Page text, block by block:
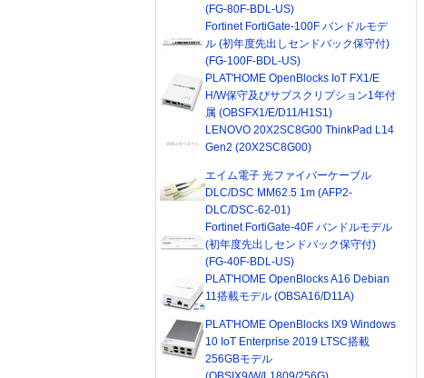
(FG-80F-BDL-US)
Fortinet FortiGate-100F バンドルモデ
ル (初年度先出しセンドバック保守付)
(FG-100F-BDL-US)
PLAT'HOME OpenBlocks IoT FX1/E
H/W保守及びサブスクリプション1年付
属 (OBSFX1/E/D11/H1S1)
LENOVO 20X2SC8G00 ThinkPad L14
Gen2 (20X2SC8G00)
エイム電子 光ファイバーケーブル
DLC/DSC MM62.5 1m (AFP2-
DLC/DSC-62-01)
Fortinet FortiGate-40F バンドルモデル
(初年度先出しセンドバック保守付)
(FG-40F-BDL-US)
PLAT'HOME OpenBlocks A16 Debian
11搭載モデル (OBSA16/D11A)
PLAT'HOME OpenBlocks IX9 Windows
10 IoT Enterprise 2019 LTSC搭載
256GBモデル